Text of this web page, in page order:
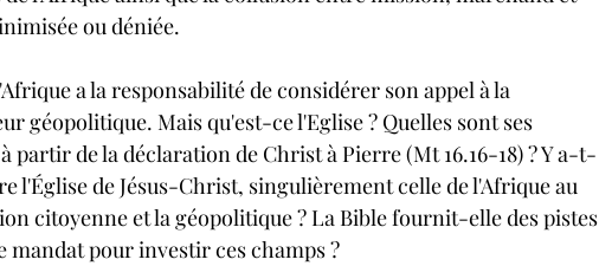
ou déniée.
a la responsabilité de considérer son appel à la
géopolitique. Mais qu'est-ce l'Eglise ? Quelles sont ses
de la déclaration de Christ à Pierre (Mt 16.16-18) ? Y a-t-
l'Église de Jésus-Christ, singulièrement celle de l'Afrique au
citoyenne et la géopolitique ? La Bible fournit-elle des pistes
pour investir ces champs ?